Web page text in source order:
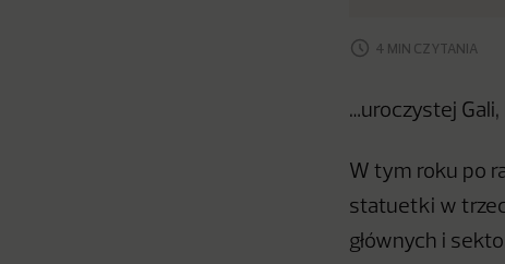
4 MIN CZYTANIA
…uroczystej
W tym roku po
statuetki w
głównych i